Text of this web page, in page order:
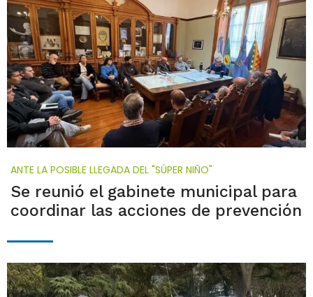
ANTE LA POSIBLE LLEGADA DEL "SÚPER NIÑO"
Se reunió el gabinete municipal para
coordinar las acciones de prevención